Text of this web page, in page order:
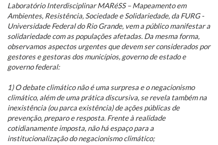
Laboratório Interdisciplinar MARéSS – Mapeamento em
Ambientes, Resistência, Sociedade e Solidariedade, da FURG -
Universidade Federal do Rio Grande, vem a público manifestar a
solidariedade com as populações afetadas. Da mesma forma,
observamos aspectos urgentes que devem ser considerados por
gestores e gestoras dos municípios, governo de estado e
governo federal:
1) O debate climático não é uma surpresa e o negacionismo
climático, além de uma prática discursiva, se revela também na
inexistência (ou parca existência) de ações públicas de
prevenção, preparo e resposta. Frente à realidade
cotidianamente imposta, não há espaço para a
institucionalização do negacionismo climático;